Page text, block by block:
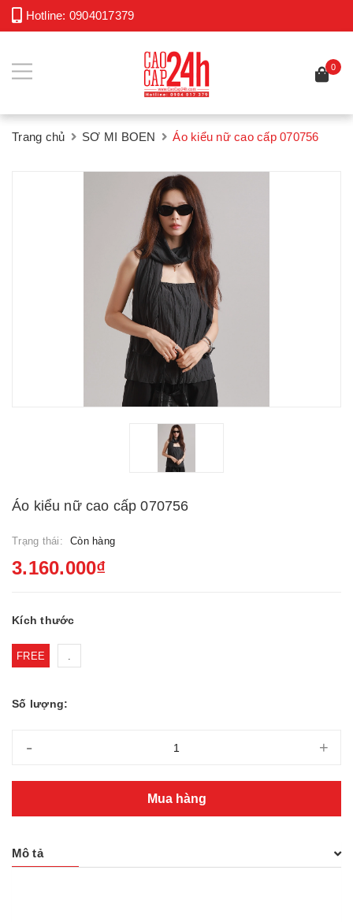
Hotline: 0904017379
0
Trang chủ SƠ MI BOEN Áo kiểu nữ cao cấp 070756
Áo kiểu nữ cao cấp 070756
Trạng thái: Còn hàng
3.160.000₫
Kích thước
FREE .
Số lượng:
- +
Mua hàng
Mô tả